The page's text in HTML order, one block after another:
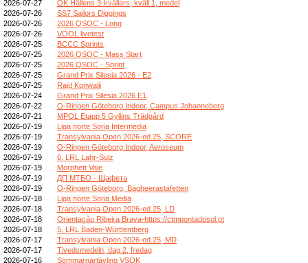
2026-07-27
OK Hällens 3-kvällars, kväll 1, medel
2026-07-26
SS7 Sailors Diggings
2026-07-26
2026 QSOC - Long
2026-07-26
VÖOL livetest
2026-07-25
BCCC Sprints
2026-07-25
2026 QSOC - Mass Start
2026-07-25
2026 QSOC - Sprint
2026-07-25
Grand Prix Silesia 2026 - E2
2026-07-25
Rajd Konwalii
2026-07-24
Grand Prix Silesia 2026 E1
2026-07-22
O-Ringen Göteborg Indoor, Campus Johanneberg
2026-07-21
MPOL Etapp 5 Gyllins Trädgård
2026-07-19
Liga norte Soria Intermedia
2026-07-19
Transylvania Open 2026-ed.25, SCORE
2026-07-19
O-Ringen Göteborg Indoor, Aeroseum
2026-07-19
6. LRL Lahr-Sulz
2026-07-19
Morphett Vale
2026-07-19
ДП МТБО - Щафета
2026-07-19
O-Ringen Göteborg, Bagheerastafetten
2026-07-18
Liga norte Soria Media
2026-07-18
Transylvania Open 2026-ed.25, LD
2026-07-18
Orientação Ribeira Brava-https://ctmpontadosol.pt
2026-07-18
5. LRL Baden-Württemberg
2026-07-17
Transylvania Open 2026-ed.25, MD
2026-07-17
Tivedsmedeln, dag 2, fredag
2026-07-16
Sommarnärtävling VSOK